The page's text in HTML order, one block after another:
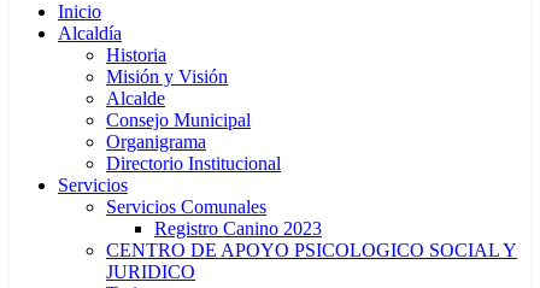
Inicio
Alcaldía
Historia
Misión y Visión
Alcalde
Consejo Municipal
Organigrama
Directorio Institucional
Servicios
Servicios Comunales
Registro Canino 2023
CENTRO DE APOYO PSICOLOGICO SOCIAL Y
JURIDICO